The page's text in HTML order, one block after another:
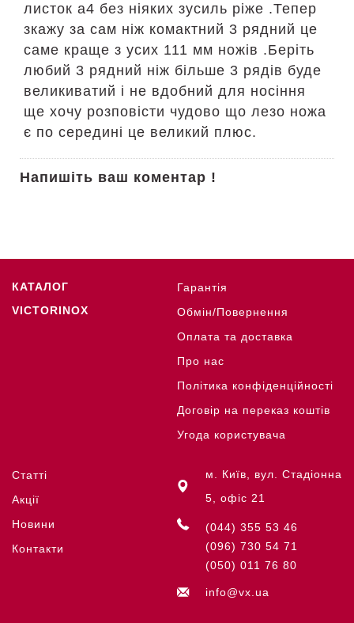
листок а4 без ніяких зусиль ріже .Тепер
зкажу за сам ніж комактний 3 рядний це
саме краще з усих 111 мм ножів .Беріть
любий 3 рядний ніж більше 3 рядів буде
великиватий і не вдобний для носіння
ще хочу розповісти чудово що лезо ножа
є по середині це великий плюс.
Напишіть ваш коментар !
КАТАЛОГ
VICTORINOX
Гарантія
Обмін/Повернення
Оплата та доставка
Про нас
Політика конфіденційності
Договір на переказ коштів
Угода користувача
Статті
Акції
Новини
Контакти
м. Київ, вул. Стадіонна
5, офіс 21
(044) 355 53 46
(096) 730 54 71
(050) 011 76 80
info@vx.ua